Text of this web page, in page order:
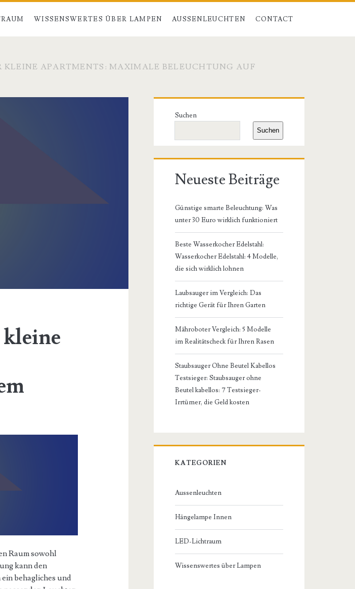
WISSENSWERTES ÜBER LAMPEN AUSSENLEUCHTEN CONTACT
KLEINE APARTMENTS: MAXIMALE BELEUCHTUNG AUF
Raum sowohl
kann den
behagliches und
Primäre
Seitenleiste
Suchen
Suchen
Neueste Beiträge
Günstige smarte Beleuchtung: Was
unter 30 Euro wirklich funktioniert
Beste Wasserkocher Edelstahl:
Wasserkocher Edelstahl: 4 Modelle,
die sich wirklich lohnen
Laubsauger im Vergleich: Das
richtige Gerät für Ihren Garten
Mähroboter Vergleich: 5 Modelle
im Realitätscheck für Ihren Rasen
Staubsauger Ohne Beutel Kabellos
Testsieger: Staubsauger ohne
Beutel kabellos: 7 Testsieger-
Irrtümer, die Geld kosten
KATEGORIEN
Aussenleuchten
Hängelampe Innen
LED-Lichtraum
Wissenswertes über Lampen